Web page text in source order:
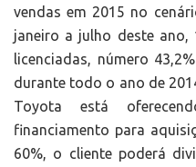
vendas em 2015 no
janeiro a julho deste
licenciadas, número
durante todo o ano de
Toyota está
financiamento para
60%, o cliente poderá